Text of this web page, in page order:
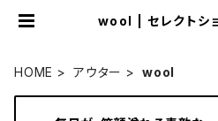
wool | セレクトシ
HOME アウター wool